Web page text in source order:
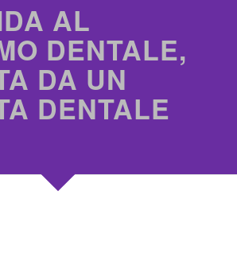
AL
DENTALE,
DA UN
DENTALE